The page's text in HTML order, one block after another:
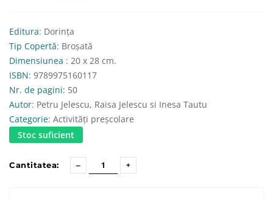
Editura: Dorința
Tip Copertă: Broșată
Dimensiunea : 20 x 28 cm.
ISBN: 9789975160117
Nr. de pagini: 50
Autor: Petru Jelescu, Raisa Jelescu si Inesa Tautu
Categorie: Activități preșcolare
Stoc suficient
Cantitatea: